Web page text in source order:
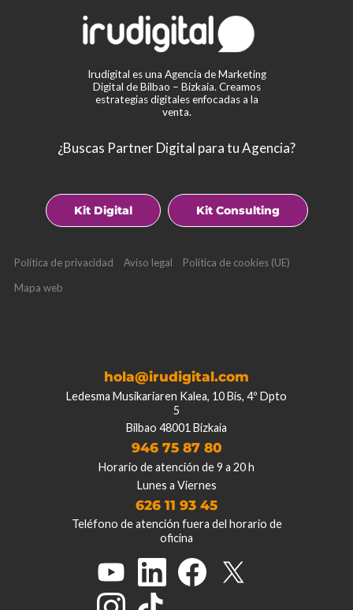
Irudigital es una Agencia de Marketing
Digital de Bilbao – Bizkaia. Creamos
estrategias digitales enfocadas a la
venta.
¿Buscas Partner Digital para tu Agencia?
Kit Digital Kit Consulting
Política de privacidad Aviso legal
Política de cookies (UE)
Mapa web
hola@irudigital.com
Ledesma Musikariaren Kalea, 10 Bis, 4º Dpto
5
Bilbao 48001 Bizkaia
946 75 87 80
Horario de atención de 9 a 20 h
Lunes a Viernes
626 11 93 45
Teléfono de atención fuera del horario de
oficina